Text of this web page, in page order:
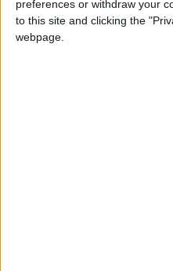
preferences or withdraw your
to this site and clicking the
webpage.
Grâce à ce succès aux tirs au
points supplémentaires et en